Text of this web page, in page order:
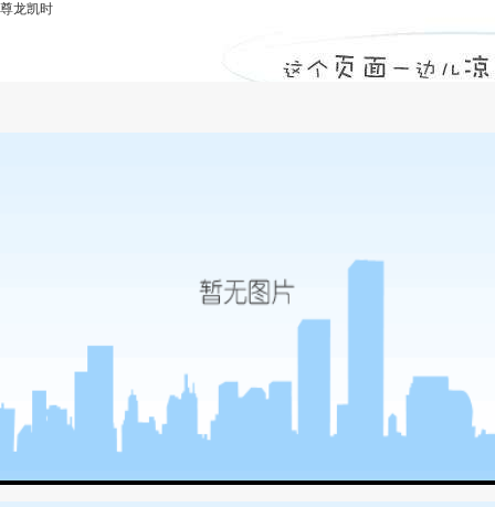
导墙-尊龙凯时
尊龙凯时